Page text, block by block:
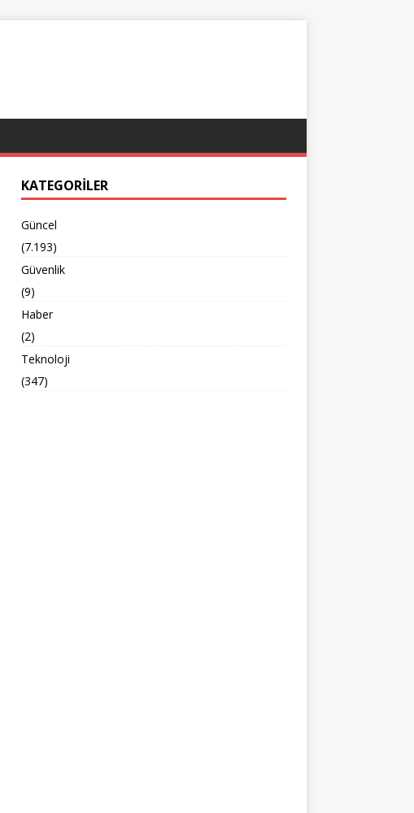
KATEGORILER
Güncel
(7.193)
Güvenlik
(9)
Haber
(2)
Teknoloji
(347)